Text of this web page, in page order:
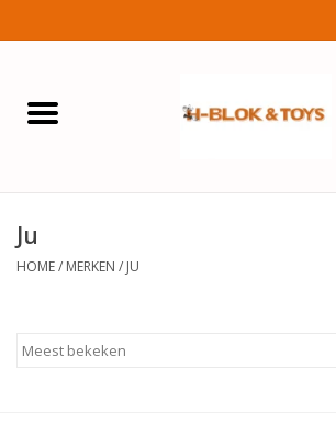
Home
Huishouden
Tuinafdeling
Ju
HOME/ MERKEN / JU